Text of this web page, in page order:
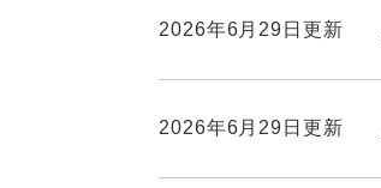
2026年6月29日更新
2026年6月29日更新